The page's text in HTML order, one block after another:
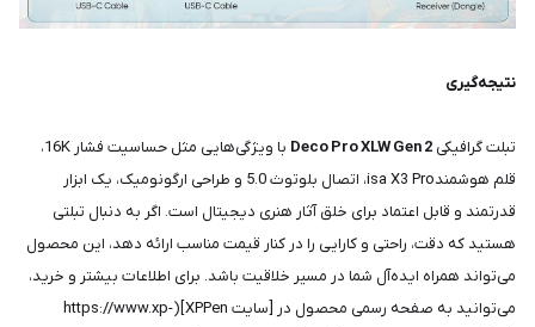
نتیجه‌گیری
تبلت گرافیکی Deco Pro XLW Gen 2
با ویژگی‌هایی مثل حساسیت فشار 16K،
قلم هوشمندisa X3 Pro، اتصال بلوتوث 5.0 و طراحی ارگونومیک، یک ابزار
قدرتمند و قابل اعتماد برای خلق آثار هنری دیجیتال است. اگر به دنبال تبلتی
هستید که دقت، راحتی و کارایی را در کنار قیمت مناسب ارائه دهد، این محصول
می‌تواند همراه ایده‌آل شما در مسیر خلاقیت باشد. برای اطلاعات بیشتر و خرید،
می‌توانید به صفحه رسمی محصول در [سایت XPPen](https://www.xp-